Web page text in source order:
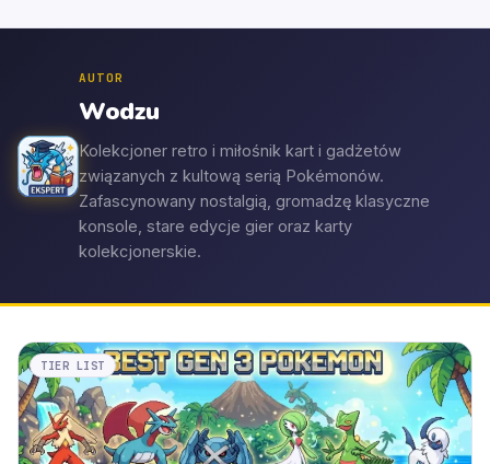
AUTOR
Wodzu
Kolekcjoner retro i miłośnik kart i gadżetów
związanych z kultową serią Pokémonów.
Zafascynowany nostalgią, gromadzę klasyczne
konsole, stare edycje gier oraz karty
kolekcjonerskie.
TIER LIST